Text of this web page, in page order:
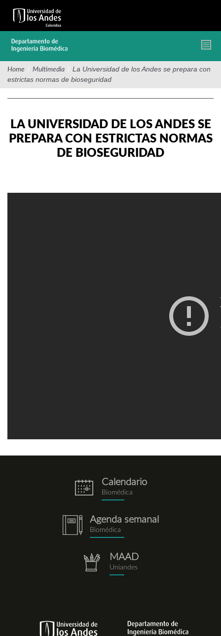
contenido
Home / Multimedia / La Universidad de los Andes se prepara con
estrictas normas de bioseguridad
LA UNIVERSIDAD DE LOS ANDES SE
PREPARA CON ESTRICTAS NORMAS
DE BIOSEGURIDAD
eventos.png
Calendario
Biomédica
notebook.png
Agenda semanal
Biomédica
repositorio.png
MAAD
Uniandes